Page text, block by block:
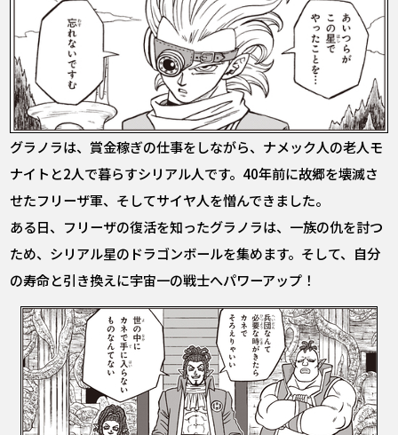
グラノラは、賞金稼ぎの仕事をしながら、ナメック人の老人モ
ナイトと2人で暮らすシリアル人です。40年前に故郷を壊滅さ
せたフリーザ軍、そしてサイヤ人を憎んできました。
ある日、フリーザの復活を知ったグラノラは、一族の仇を討つ
ため、シリアル星のドラゴンボールを集めます。そして、自分
の寿命と引き換えに宇宙一の戦士へパワーアップ！